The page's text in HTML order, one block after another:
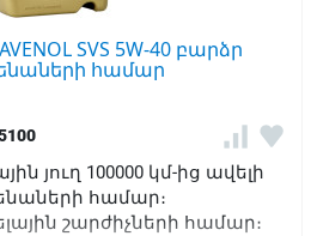
SVS 5W-40 բարձր
համար
յուղ 100000 կմ-ից ավելի
համար։
շարժիչների համար։